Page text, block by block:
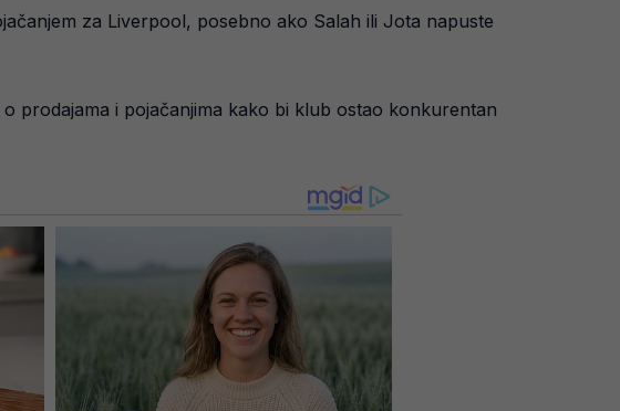
za Liverpool, posebno ako Salah ili Jota napuste
prodajama i pojačanjima kako bi klub ostao konkurentan